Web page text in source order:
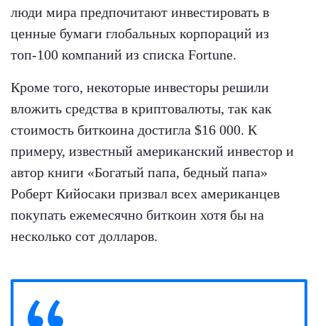
люди мира предпочитают инвестировать в
ценные бумаги глобальных корпораций из
топ-100 компаний из списка Fortune.
Кроме того, некоторые инвесторы решили
вложить средства в криптовалюты, так как
стоимость биткоина достигла $16 000. К
примеру, известный американский инвестор и
автор книги «Богатый папа, бедный папа»
Роберт Кийосаки призвал всех американцев
покупать ежемесячно биткоин хотя бы на
несколько сот долларов.